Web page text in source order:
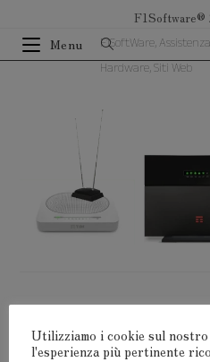
contenuto
F1Software®
Menu
F1SoftWare,
Hardware, Siti Web
Lascia Un Commento
Deviconnettertiper pubblicare
Utilizziamo i cookie sul
l'esperienza più pertinente